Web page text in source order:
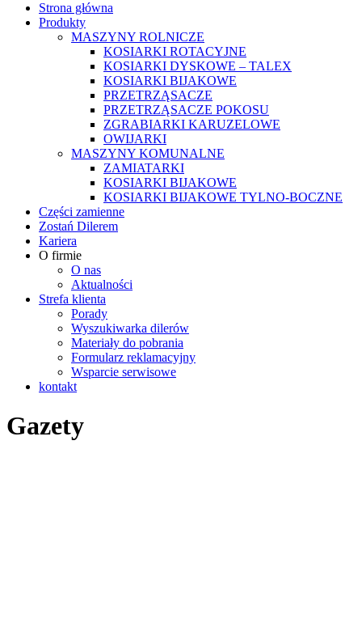
Strona główna
Produkty
MASZYNY ROLNICZE
KOSIARKI ROTACYJNE
KOSIARKI DYSKOWE – TALEX
KOSIARKI BIJAKOWE
PRZETRZĄSACZE
PRZETRZĄSACZE POKOSU
ZGRABIARKI KARUZELOWE
OWIJARKI
MASZYNY KOMUNALNE
ZAMIATARKI
KOSIARKI BIJAKOWE
KOSIARKI BIJAKOWE TYLNO-BOCZNE
Części zamienne
Zostań Dilerem
Kariera
O firmie
O nas
Aktualności
Strefa klienta
Porady
Wyszukiwarka dilerów
Materiały do pobrania
Formularz reklamacyjny
Wsparcie serwisowe
kontakt
Gazety